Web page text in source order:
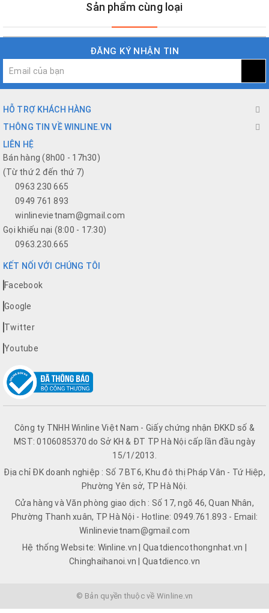
Sản phẩm cùng loại
ĐĂNG KÝ NHẬN TIN
HỖ TRỢ KHÁCH HÀNG
THÔNG TIN VỀ WINLINE.VN
LIÊN HỆ
Bán hàng (8h00 - 17h30)
(Từ thứ 2 đến thứ 7)
0963 230 665
0949 761 893
winlinevietnam@gmail.com
Gọi khiếu nại (8:00 - 17:30)
0963.230.665
KẾT NỐI VỚI CHÚNG TÔI
Facebook
Google
Twitter
Youtube
Công ty TNHH Winline Việt Nam - Giấy chứng nhận ĐKKD số &
MST: 0106085370 do Sở KH & ĐT TP Hà Nội cấp lần đầu ngày
15/1/2013.
Địa chỉ ĐK doanh nghiệp : Số 7 BT6, Khu đô thị Pháp Vân - Tứ Hiệp,
Phường Yên sở, TP Hà Nội.
Cửa hàng và Văn phòng giao dịch : Số 17, ngõ 46, Quan Nhân,
Phường Thanh xuân, TP Hà Nội - Hotline: 0949.761.893 - Email:
Winlinevietnam@gmail.com
Hệ thống Website: Winline.vn | Quatdiencothongnhat.vn |
Chinghaihanoi.vn | Quatdienco.vn
© Bản quyền thuộc về Winline.vn